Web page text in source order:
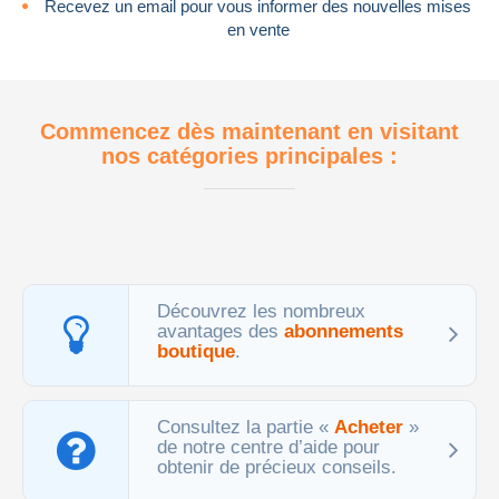
Recevez un email pour vous informer des nouvelles mises
en vente
Commencez dès maintenant en visitant
nos catégories principales :
Découvrez les nombreux
avantages des abonnements
boutique.
Consultez la partie « Acheter »
de notre centre d’aide pour
obtenir de précieux conseils.